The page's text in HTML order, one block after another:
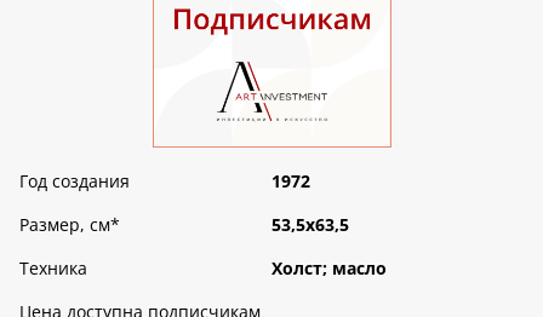
Год создания
1972
Размер, см*
53,5х63,5
Техника
Холст; масло
Цена доступна подписчикам